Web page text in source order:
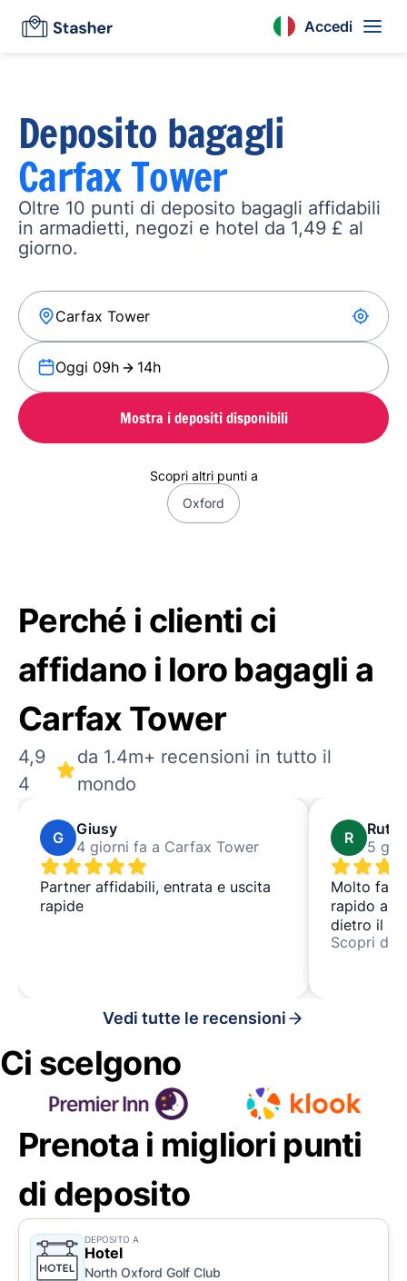
Accedi
Deposito bagagli
Carfax Tower
Oltre 10 punti di deposito bagagli affidabili
in armadietti, negozi e hotel da 1,49 £ al
giorno.
Oggi 09h 14h
Mostra i depositi disponibili
Scopri altri punti a
Oxford
Perché i clienti ci
affidano i loro bagagli a
Carfax Tower
4,9
4
da 1.4m+ recensioni in tutto il
mondo
G
Giusy
4 giorni fa a Carfax Tower
Partner affidabili, entrata e uscita
rapide
R
Ruth
5
Molto
rapido
dietro il
che era
Scopri di
Vedi tutte le recensioni
Ci scelgono
Prenota i migliori punti
di deposito
DEPOSITO A
Hotel
North Oxford Golf Club